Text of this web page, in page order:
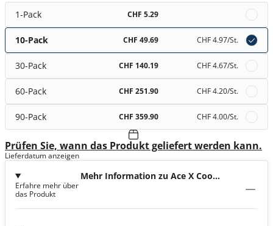
1-Pack CHF 5.29
10-Pack CHF 49.69 CHF 4.97/St.
30-Pack CHF 140.19 CHF 4.67/St.
60-Pack CHF 251.90 CHF 4.20/St.
90-Pack CHF 359.90 CHF 4.00/St.
Prüfen Sie, wann das Produkt geliefert werden kann.
Lieferdatum anzeigen
Mehr Information zu Ace X Cool
Erfahre mehr über
das Produkt